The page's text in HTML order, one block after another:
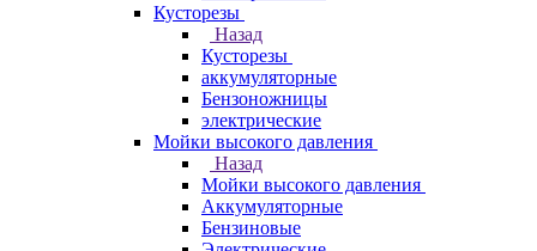
Кусторезы
Назад
Кусторезы
аккумуляторные
Бензоножницы
электрические
Мойки высокого давления
Назад
Мойки высокого давления
Аккумуляторные
Бензиновые